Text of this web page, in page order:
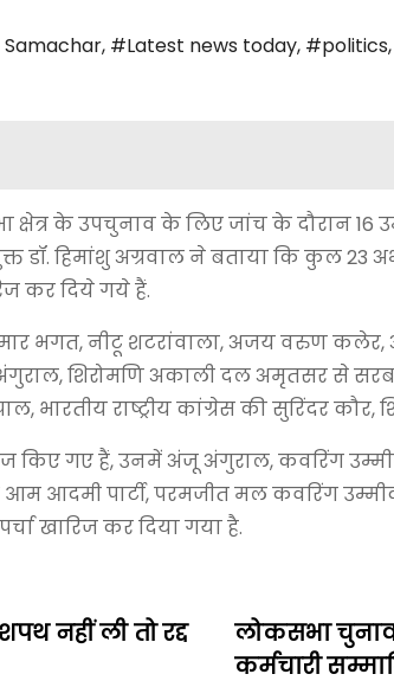
, #Latest news today, #politics,
क्षेत्र के उपचुनाव के लिए जांच के दौरान 16
डॉ. हिमांशु अग्रवाल ने बताया कि कुल 23
कर दिये गये हैं.
भगत, नीटू शटरांवाला, अजय वरुण
अंगुराल, शिरोमणि अकाली दल अमृतसर से
भारतीय राष्ट्रीय कांग्रेस की सुरिंदर
किए गए हैं, उनमें अंजू अंगुराल, कवरिंग
आदमी पार्टी, परमजीत मल कवरिंग
खारिज कर दिया गया है.
लोकसभा
कर्मचारी
नहीं ली तो रद्द